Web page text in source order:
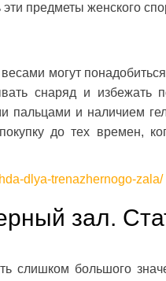
предметы женского
могут
снаряд и избежать
пальцами и наличием
до тех времен,
dlya-trenazhernogo-zala/
зал.
слишком большого